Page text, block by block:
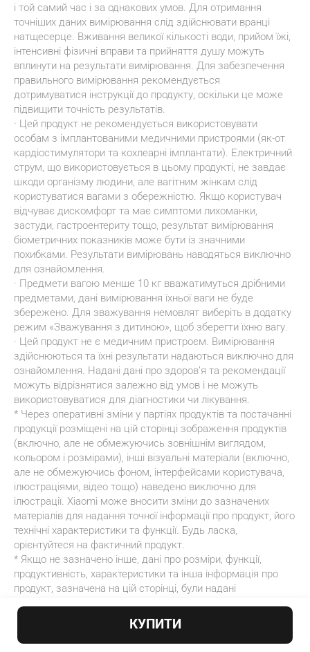
КУПИТИ
і той самий час і за однакових умов. Для отримання
точніших даних вимірювання слід здійснювати вранці
натщесерце. Вживання великої кількості води, прийом їжі,
інтенсивні фізичні вправи та прийняття душу можуть
вплинути на результати вимірювання. Для забезпечення
правильного вимірювання рекомендується
дотримуватися інструкції до продукту, оскільки це може
підвищити точність результатів.
· Цей продукт не рекомендується використовувати
особам з імплантованими медичними пристроями (як-от
кардіостимулятори та кохлеарні імплантати). Електричний
струм, що використовується в цьому продукті, не завдає
шкоди організму людини, але вагітним жінкам слід
користуватися вагами з обережністю. Якщо користувач
відчуває дискомфорт та має симптоми лихоманки,
застуди, гастроентериту тощо, результат вимірювання
біометричних показників може бути із значними
похибками. Результати вимірювань наводяться виключно
для ознайомлення.
· Предмети вагою менше 10 кг вважатимуться дрібними
предметами, дані вимірювання їхньої ваги не буде
збережено. Для зважування немовлят виберіть в додатку
режим «Зважування з дитиною», щоб зберегти їхню вагу.
· Цей продукт не є медичним пристроєм. Вимірювання
здійснюються та їхні результати надаються виключно для
ознайомлення. Надані дані про здоров’я та рекомендації
можуть відрізнятися залежно від умов і не можуть
використовуватися для діагностики чи лікування.
* Через оперативні зміни у партіях продуктів та постачанні
продукції розміщені на цій сторінці зображення продуктів
(включно, але не обмежуючись зовнішнім виглядом,
кольором і розмірами), інші візуальні матеріали (включно,
але не обмежуючись фоном, інтерфейсами користувача,
ілюстраціями, відео тощо) наведено виключно для
ілюстрації. Xiaomi може вносити зміни до зазначених
матеріалів для надання точної інформації про продукт, його
технічні характеристики та функції. Будь ласка,
орієнтуйтеся на фактичний продукт.
* Якщо не зазначено інше, дані про розміри, функції,
продуктивність, характеристики та інша інформація про
продукт, зазначена на цій сторінці, були надані
лабораторних умов. Під час фактичного використання
результати можуть незначно відрізнятися через різницю
в конкретних продуктах, версії програмного забезпечення,